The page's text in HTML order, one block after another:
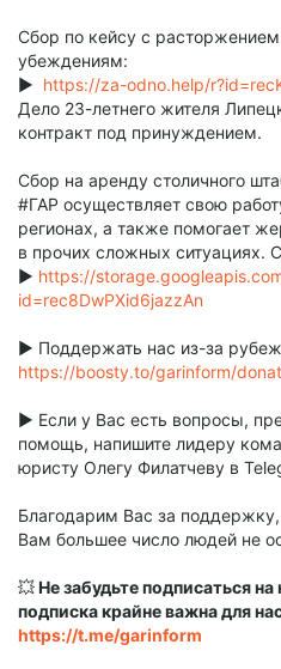
Сбор по кейсу с
убеждениям:
▶️ https://za-odno.help/
Дело 23-летнего жителя
контракт под принуждением.
Сбор на аренду столичного
#ГАР осуществляет свою
регионах, а также помогает
в прочих сложных ситуациях.
▶️ https://
id=rec8DwPXid6jazzAn
▶️ Поддержать нас из-за
https://boosty.to/garinform/
▶️ Если у Вас есть вопросы,
помощь, напишите лидеру
юристу Олегу Филатчеву в
Благодарим Вас за
Вам большее число людей не
💥Не забудьте подписаться
подписка крайне важна для
https://t.me/garinform